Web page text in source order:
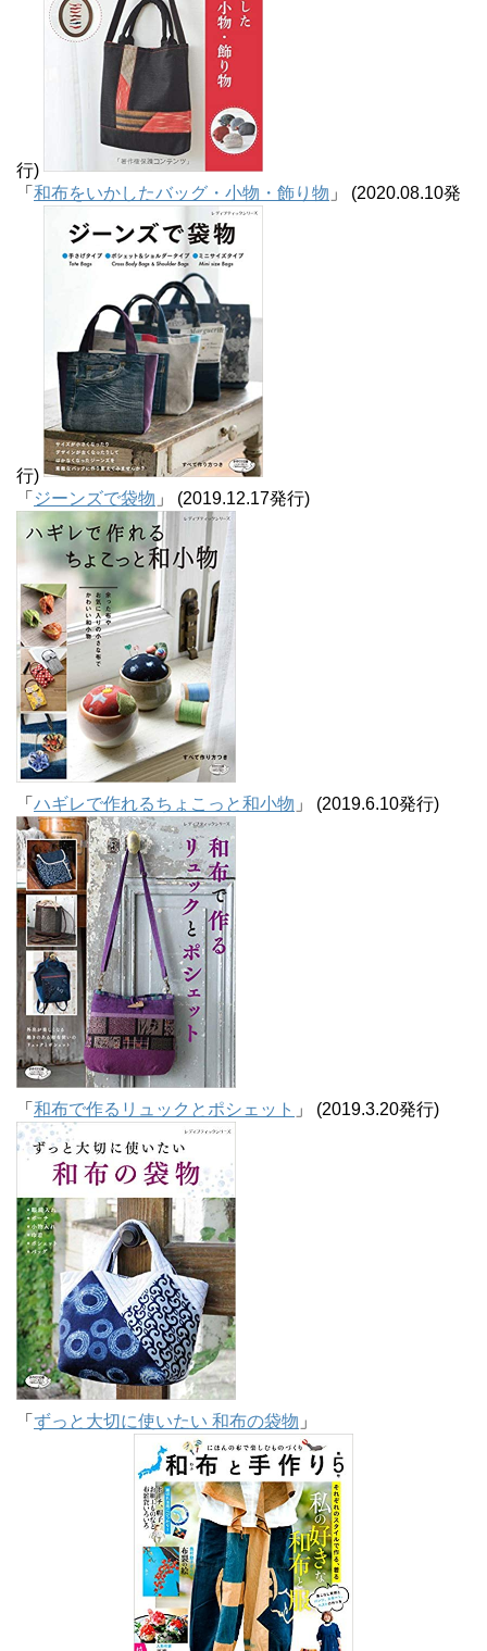
行)
「 和布をいかしたバッグ・小物・飾り物 」 (2020.08.10発
行)
「 ジーンズで袋物 」 (2019.12.17発行)
「 ハギレで作れるちょこっと和小物 」 (2019.6.10発行)
「 和布で作るリュックとポシェット 」 (2019.3.20発行)
「 ずっと大切に使いたい 和布の袋物 」